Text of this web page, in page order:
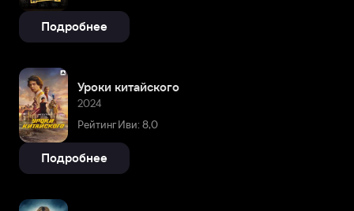
Подробнее
Уроки китайского
2024
Рейтинг Иви: 8,0
Подробнее